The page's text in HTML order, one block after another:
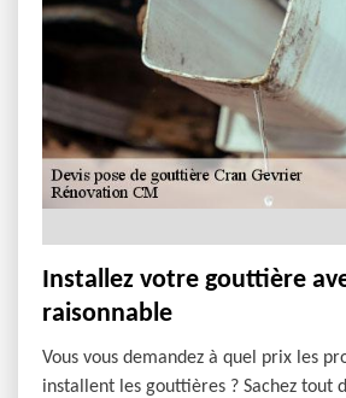
Installez votre gouttière
raisonnable
Vous vous demandez à quel prix les
installent les gouttières ? Sachez tout